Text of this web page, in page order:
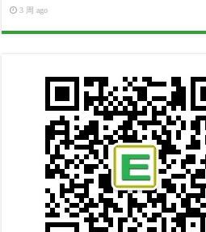
3 周 ago